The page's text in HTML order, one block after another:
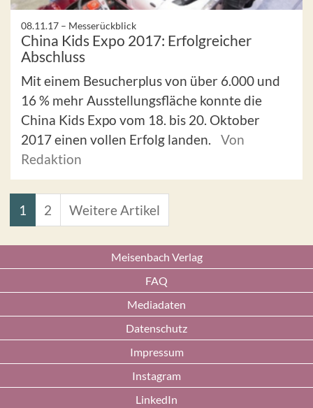
08.11.17 – Messerückblick
China Kids Expo 2017: Erfolgreicher
Abschluss
Mit einem Besucherplus von über 6.000 und
16 % mehr Ausstellungsfläche konnte die
China Kids Expo vom 18. bis 20. Oktober
2017 einen vollen Erfolg landen.
Von
Redaktion
1 2 Weitere Artikel
Meisenbach Verlag
FAQ
Mediadaten
Datenschutz
Impressum
Instagram
LinkedIn